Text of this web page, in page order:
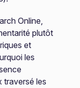
Online,
plutôt
et
les
traversé les